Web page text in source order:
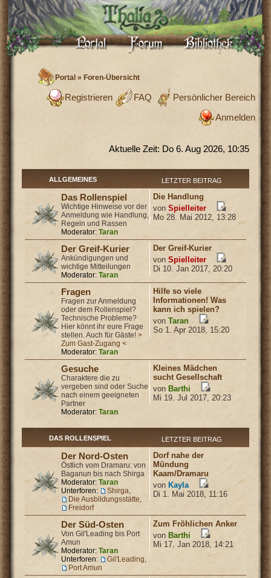
Portal »Foren-Übersicht
Persönlicher Bereich
FAQ
Registrieren
Anmelden
Aktuelle Zeit: Do 6. Aug 2026, 10:35
ALLGEMEINES LETZTER BEITRAG
Das Rollenspiel
Wichtige Hinweise vor der
Anmeldung wie Handlung,
Regeln und Rassen
Moderator: Taran
Die Handlung
vonSpielleiter
Mo 28. Mai 2012, 13:28
Der Greif-Kurier
Ankündigungen und
wichtige Mitteilungen
Moderator: Taran
Der Greif-Kurier
vonSpielleiter
Di 10. Jan 2017, 20:20
Fragen
Fragen zur Anmeldung
oder dem Rollenspiel?
Technische Probleme?
Hier könnt ihr eure Frage
stellen. Auch für Gäste!>
Zum Gast-Zugang <
Moderator: Taran
Hilfe so viele
Informationen! Was
kann ich spielen?
vonTaran
So 1. Apr 2018, 15:20
Gesuche
Charaktere die zu
vergeben sind oder Suche
nach einem geeigneten
Partner
Moderator: Taran
Kleines Mädchen
sucht Gesellschaft
von Barthi
Mi 19. Jul 2017, 20:23
DAS ROLLENSPIEL LETZTER BEITRAG
Der Nord-Osten
Östlich vom Dramaru: von
Baganun bis nach Shirga
Moderator: Taran
Unterforen:
Shirga
Die Ausbildungsstätte
Freidorf
Dorf nahe der
Mündung
Kaam/Dramaru
von Kayla
Di 1. Mai 2018, 11:16
Der Süd-Osten
Von Gil'Leading bis Port
Amun
Moderator: Taran
Unterforen:
Gil'Leading
Port Amun
Zum Fröhlichen Anker
von Barthi
Mi 17. Jan 2018, 14:21